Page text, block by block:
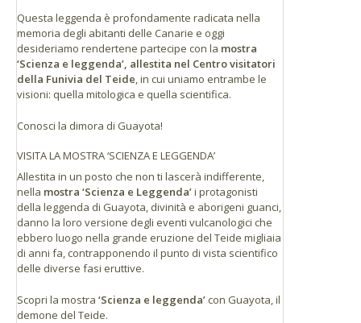
Questa leggenda è profondamente radicata nella
memoria degli abitanti delle Canarie e oggi
desideriamo rendertene partecipe con la mostra
‘Scienza e leggenda’, allestita nel Centro visitatori
della Funivia del Teide, in cui uniamo entrambe le
visioni: quella mitologica e quella scientifica.
Conosci la dimora di Guayota!
VISITA LA MOSTRA ‘SCIENZA E LEGGENDA’
Allestita in un posto che non ti lascerà indifferente,
nella mostra ‘Scienza e Leggenda’i protagonisti
della leggenda di Guayota, divinità e aborigeni guanci,
danno la loro versione degli eventi vulcanologici che
ebbero luogo nella grande eruzione del Teide migliaia
di anni fa, contrapponendo il punto di vista scientifico
delle diverse fasi eruttive.
Scopri la mostra ‘Scienza e leggenda’con Guayota, il
demone del Teide.